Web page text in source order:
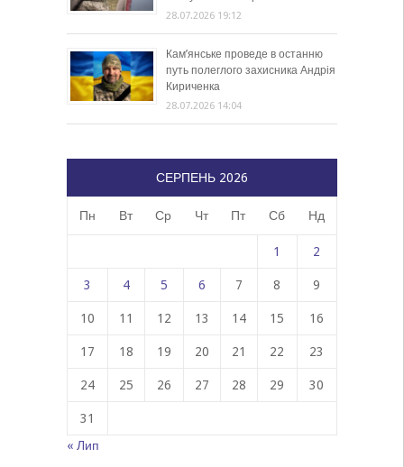
28.07.2026 19:12
Кам’янське проведе в останню
путь полеглого захисника Андрія
Кириченка
28.07.2026 14:04
СЕРПЕНЬ 2026
Пн Вт Ср Чт Пт Сб Нд
1 2
3 4 5 6 7 8 9
10 11 12 13 14 15 16
17 18 19 20 21 22 23
24 25 26 27 28 29 30
31
« Лип